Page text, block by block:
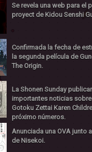
Se revela una web para el
proyect de Kidou Senshi
Confirmada la fecha de
la segunda película de
The Origin.
La Shonen Sunday
importantes noticias
Gotoku Zettai Karen
próximo números.
Anunciada una OVA junto
de Nisekoi.